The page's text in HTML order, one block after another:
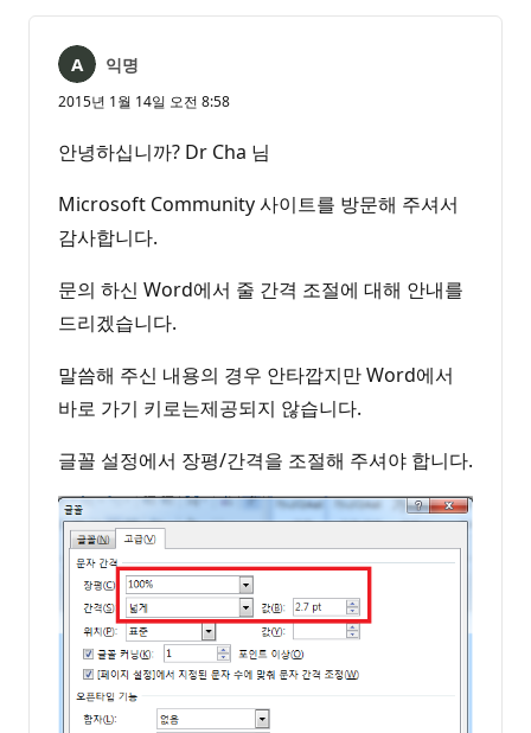
음
익명
2015년 1월 14일 오전 8:58
안녕하십니까? Dr Cha 님
Microsoft Community 사이트를 방문해 주셔서
감사합니다.
문의 하신 Word에서 줄 간격 조절에 대해 안내를
드리겠습니다.
말씀해 주신 내용의 경우 안타깝지만 Word에서
바로 가기 키로는제공되지 않습니다.
글꼴 설정에서 장평/간격을 조절해 주셔야 합니다.